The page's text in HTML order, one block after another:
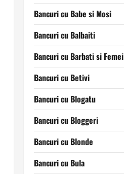
Bancuri cu Babe si Mosi
Bancuri cu Balbaiti
Bancuri cu Barbati si Femei
Bancuri cu Betivi
Bancuri cu Blogatu
Bancuri cu Bloggeri
Bancuri cu Blonde
Bancuri cu Bula